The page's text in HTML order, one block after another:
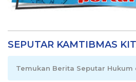
SEPUTAR KAMTIBMAS
Temukan Berita Seputar Hukum